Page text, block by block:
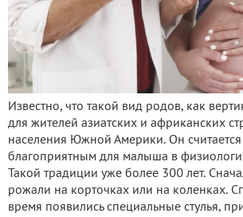
Известно, что такой вид родов, как
для жителей азиатских и африканских
населения Южной Америки. Он
благоприятным для малыша в
Такой традиции уже более 300 лет.
рожали на корточках или на коленках.
время появились специальные стулья,